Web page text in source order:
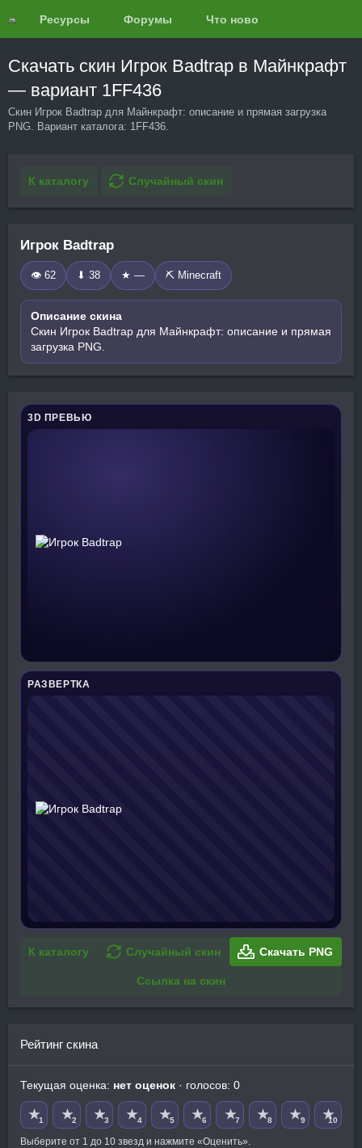
Ресурсы Форумы Что нового?
Скачать скин Игрок Badtrap в Майнкрафт
— вариант 1FF436
Скин Игрок Badtrap для Майнкрафт: описание и прямая загрузка
PNG. Вариант каталога: 1FF436.
К каталогу Случайный скин
Игрок Badtrap
👁 62 ⬇ 38 ★ — ⛏️ Minecraft
Описание скина
Скин Игрок Badtrap для Майнкрафт: описание и прямая
загрузка PNG.
3D ПРЕВЬЮ
РАЗВЕРТКА
К каталогу Случайный скин Скачать PNG
Ссылка на скин
Рейтинг скина
Текущая оценка: нет оценок · голосов: 0
★1 ★2 ★3 ★4 ★5 ★6 ★7 ★8 ★9 ★10
Выберите от 1 до 10 звезд и нажмите «Оценить».